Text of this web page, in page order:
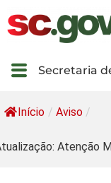
Secretaria
Início / Aviso /
Atenção